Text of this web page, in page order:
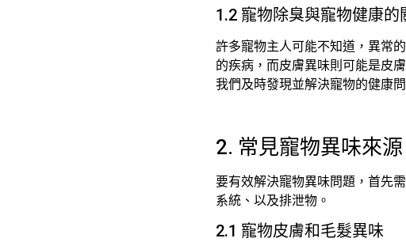
1.2 寵物除臭與寵物健康的
許多寵物主人可能不知道，異常
的疾病，而皮膚異味則可能是皮
我們及時發現並解決寵物的健康問
2. 常見寵物異味來
要有效解決寵物異味問題，首先
系統、以及排泄物。
2.1 寵物皮膚和毛髮異味